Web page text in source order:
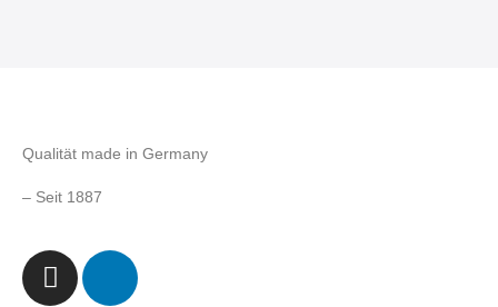
Qualität made in Germany
– Seit 1887